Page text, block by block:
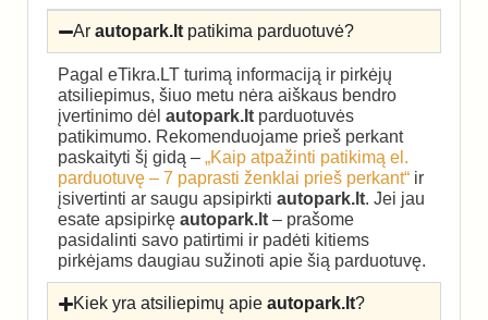
Arautopark.lt patikima parduotuvė?
Pagal eTikra.LT turimą informaciją ir pirkėjų
atsiliepimus, šiuo metu nėra aiškaus bendro
įvertinimo dėl autopark.lt parduotuvės
patikimumo. Rekomenduojame prieš perkant
paskaityti šį gidą – „Kaip atpažinti patikimą el.
parduotuvę – 7 paprasti ženklai prieš perkant“ ir
įsivertinti ar saugu apsipirkti autopark.lt. Jei jau
esate apsipirkę autopark.lt – prašome
pasidalinti savo patirtimi ir padėti kitiems
pirkėjams daugiau sužinoti apie šią parduotuvę.
Kiek yra atsiliepimų apieautopark.lt?